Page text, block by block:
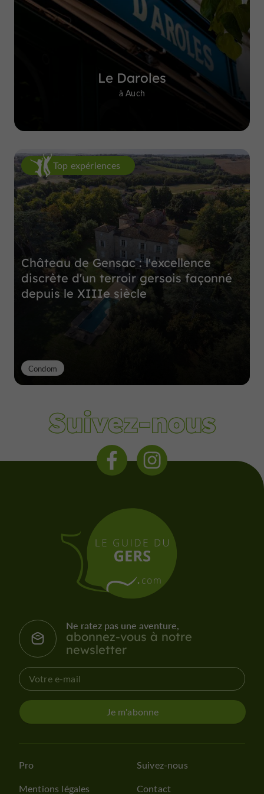
Le Daroles
à Auch
Top expériences
Château de Gensac : l'excellence
discrète d'un terroir gersois façonné
depuis le XIIIe siècle
Condom
Suivez-nous
Ne ratez pas une aventure,
abonnez-vous à notre
newsletter
Je m'abonne
Pro
Mentions légales
Suivez-nous
Contact